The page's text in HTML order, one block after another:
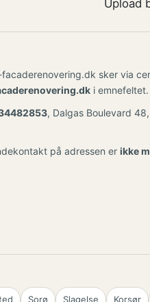
Upload
sker via
i emnefeltet.
, Dalgas Boulevard
på adressen er ikke
Sorø Slagelse Korsør